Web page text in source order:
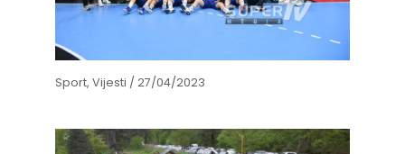
Sport,Vijesti /27/04/2023